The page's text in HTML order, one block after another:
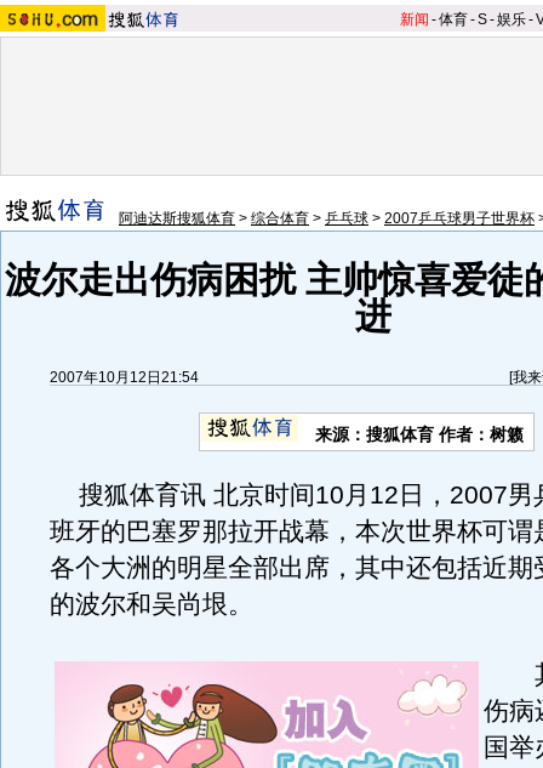
新闻 -体育-S-娱乐-
阿迪达斯搜狐体育 > 综合体育 > 乒乓球 > 2007乒乓球男子世界杯
波尔走出伤病困扰 主帅惊喜爱徒
进
2007年10月12日21:54 [我
来源：搜狐体育 作者：树籁
搜狐体育讯 北京时间10月12日，2007男
班牙的巴塞罗那拉开战幕，本次世界杯可谓
各个大洲的明星全部出席，其中还包括近期
的波尔和吴尚垠。
其
伤病
国